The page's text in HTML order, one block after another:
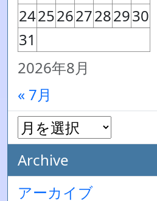
2026年8月
24252627282930
31
« 7月
Archive
アーカイブ